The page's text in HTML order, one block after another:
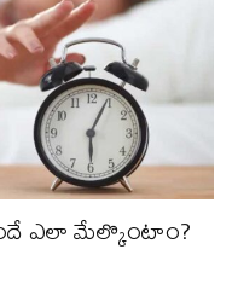
ఎలా మేల్కొంటాం?